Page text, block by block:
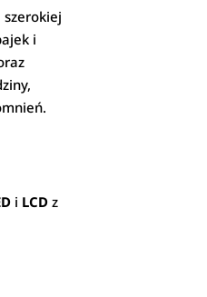
szerokiej
i
i LCD z